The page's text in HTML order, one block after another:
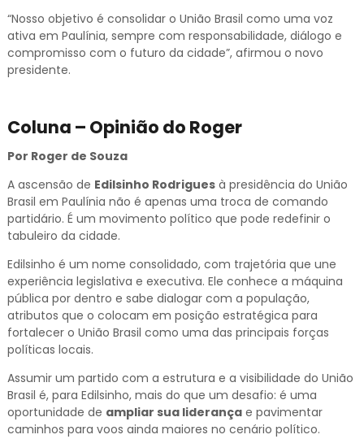
“Nosso objetivo é consolidar o União Brasil como uma voz
ativa em Paulínia, sempre com responsabilidade, diálogo e
compromisso com o futuro da cidade”, afirmou o novo
presidente.
Coluna – Opinião do Roger
Por Roger de Souza
A ascensão de Edilsinho Rodriguesà presidência do União
Brasil em Paulínia não é apenas uma troca de comando
partidário. É um movimento político que pode redefinir o
tabuleiro da cidade.
Edilsinho é um nome consolidado, com trajetória que une
experiência legislativa e executiva. Ele conhece a máquina
pública por dentro e sabe dialogar com a população,
atributos que o colocam em posição estratégica para
fortalecer o União Brasil como uma das principais forças
políticas locais.
Assumir um partido com a estrutura e a visibilidade do União
Brasil é, para Edilsinho, mais do que um desafio: é uma
oportunidade de ampliar sua liderançae pavimentar
caminhos para voos ainda maiores no cenário político.